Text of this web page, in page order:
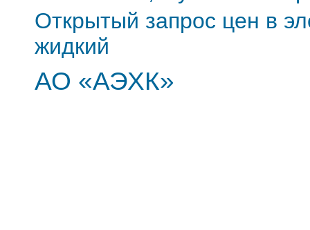
Открытый запрос цен в
жидкий
АО «АЭХК»